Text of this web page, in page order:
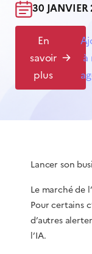
30 JANVIER
En
savoir
plus
à
Lancer son
Le marché de
Pour certains
d’autres
l’IA.